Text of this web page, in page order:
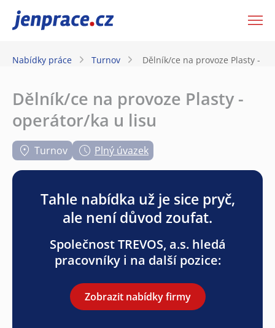
JenPráce.cz
Nabídky práce Turnov Dělník/ce na provoze Plasty -
Dělník/ce na provoze Plasty -
operátor/ka u lisu
Turnov Plný úvazek
Tahle nabídka už je sice pryč,
ale není důvod zoufat.
Společnost TREVOS, a.s. hledá
pracovníky i na další pozice:
Zobrazit nabídky firmy